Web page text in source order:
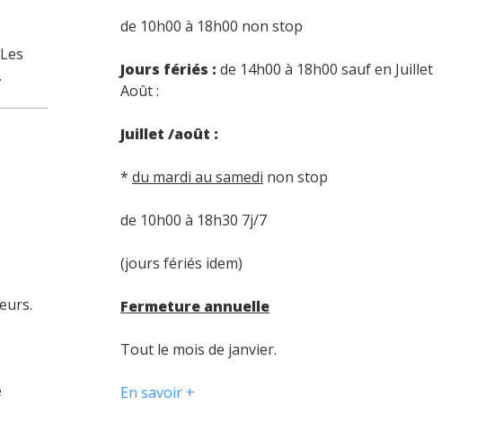
de 10h00 à 18h00 non stop
Jours fériés : de 14h00 à 18h00 sauf en Juillet
Août :
Juillet /août :
* du mardi au samedi non stop
de 10h00 à 18h30 7j/7
(jours fériés idem)
Fermeture annuelle
Tout le mois de janvier.
En savoir +